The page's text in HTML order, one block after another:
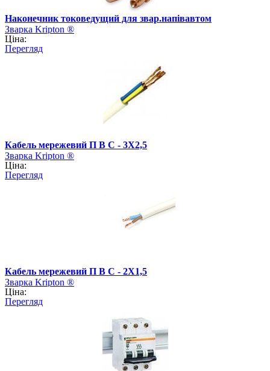
Наконечник токоведущий для звар.напівавтом
Зварка Kripton ®
Ціна:
Перегляд
Кабель мережевий П В С - 3Х2,5
Зварка Kripton ®
Ціна:
Перегляд
Кабель мережевий П В С - 2Х1,5
Зварка Kripton ®
Ціна:
Перегляд